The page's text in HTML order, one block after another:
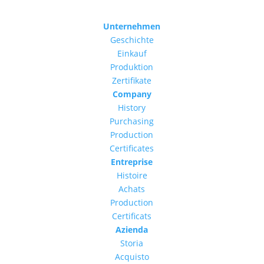
Unternehmen
Geschichte
Einkauf
Produktion
Zertifikate
Company
History
Purchasing
Production
Certificates
Entreprise
Histoire
Achats
Production
Certificats
Azienda
Storia
Acquisto